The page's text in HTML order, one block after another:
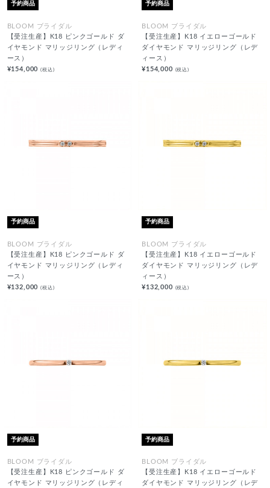
予約商品
BLOOM ブライダル
【受注生産】K18 ピンクゴールド ダ
イヤモンド マリッジリング（レディ
ース）
¥154,000(税込)
予約商品
BLOOM ブライダル
【受注生産】K18 イエローゴールド
ダイヤモンド マリッジリング（レデ
ィース）
¥154,000 (税込)
予約商品
BLOOM ブライダル
【受注生産】K18 ピンクゴールド ダ
イヤモンド マリッジリング（レディ
ース）
¥132,000(税込)
予約商品
BLOOM ブライダル
【受注生産】K18 イエローゴールド
ダイヤモンド マリッジリング（レデ
ィース）
¥132,000 (税込)
予約商品
BLOOM ブライダル
【受注生産】K18 ピンクゴールド ダ
イヤモンド マリッジリング（レディ
予約商品
BLOOM ブライダル
【受注生産】K18 イエローゴールド
ダイヤモンド マリッジリング（レデ